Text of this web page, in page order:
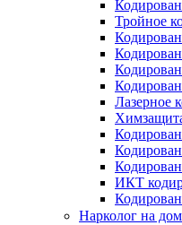
Тройное
Лазерное
ИКТ
Нарколог на дом